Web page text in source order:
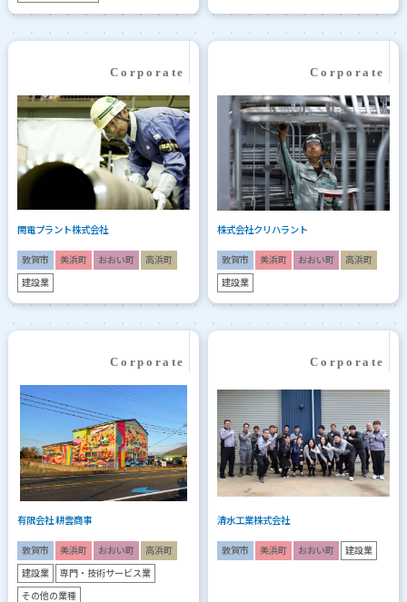
関電プラント株式会社
敦賀市 美浜町 おおい町 高浜町
建設業
株式会社クリハラント
敦賀市 美浜町 おおい町 高浜町
建設業
有限会社 耕雲商事
敦賀市 美浜町 おおい町 高浜町
建設業 専門・技術サービス業
その他の業種
清水工業株式会社
敦賀市 美浜町 おおい町 建設業